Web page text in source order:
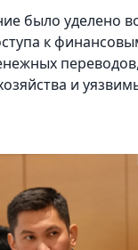
было уделено
к
и